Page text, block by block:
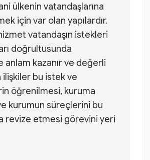
ülkenin vatandaşlarına
için var olan yapılardır.
vatandaşın istekleri
doğrultusunda
anlam kazanır ve değerli
ilişkiler bu istek ve
öğrenilmesi, kuruma
kurumun süreçlerini bu
revize etmesi görevini yeri